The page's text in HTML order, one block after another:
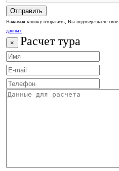
Нажимая кнопку отправить, Вы подтверждаете свое
данных
× Расчет тура